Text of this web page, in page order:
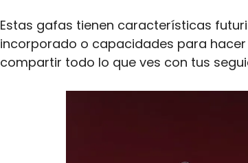
Estas gafas tienen características
incorporado o capacidades para
compartir todo lo que ves con tus